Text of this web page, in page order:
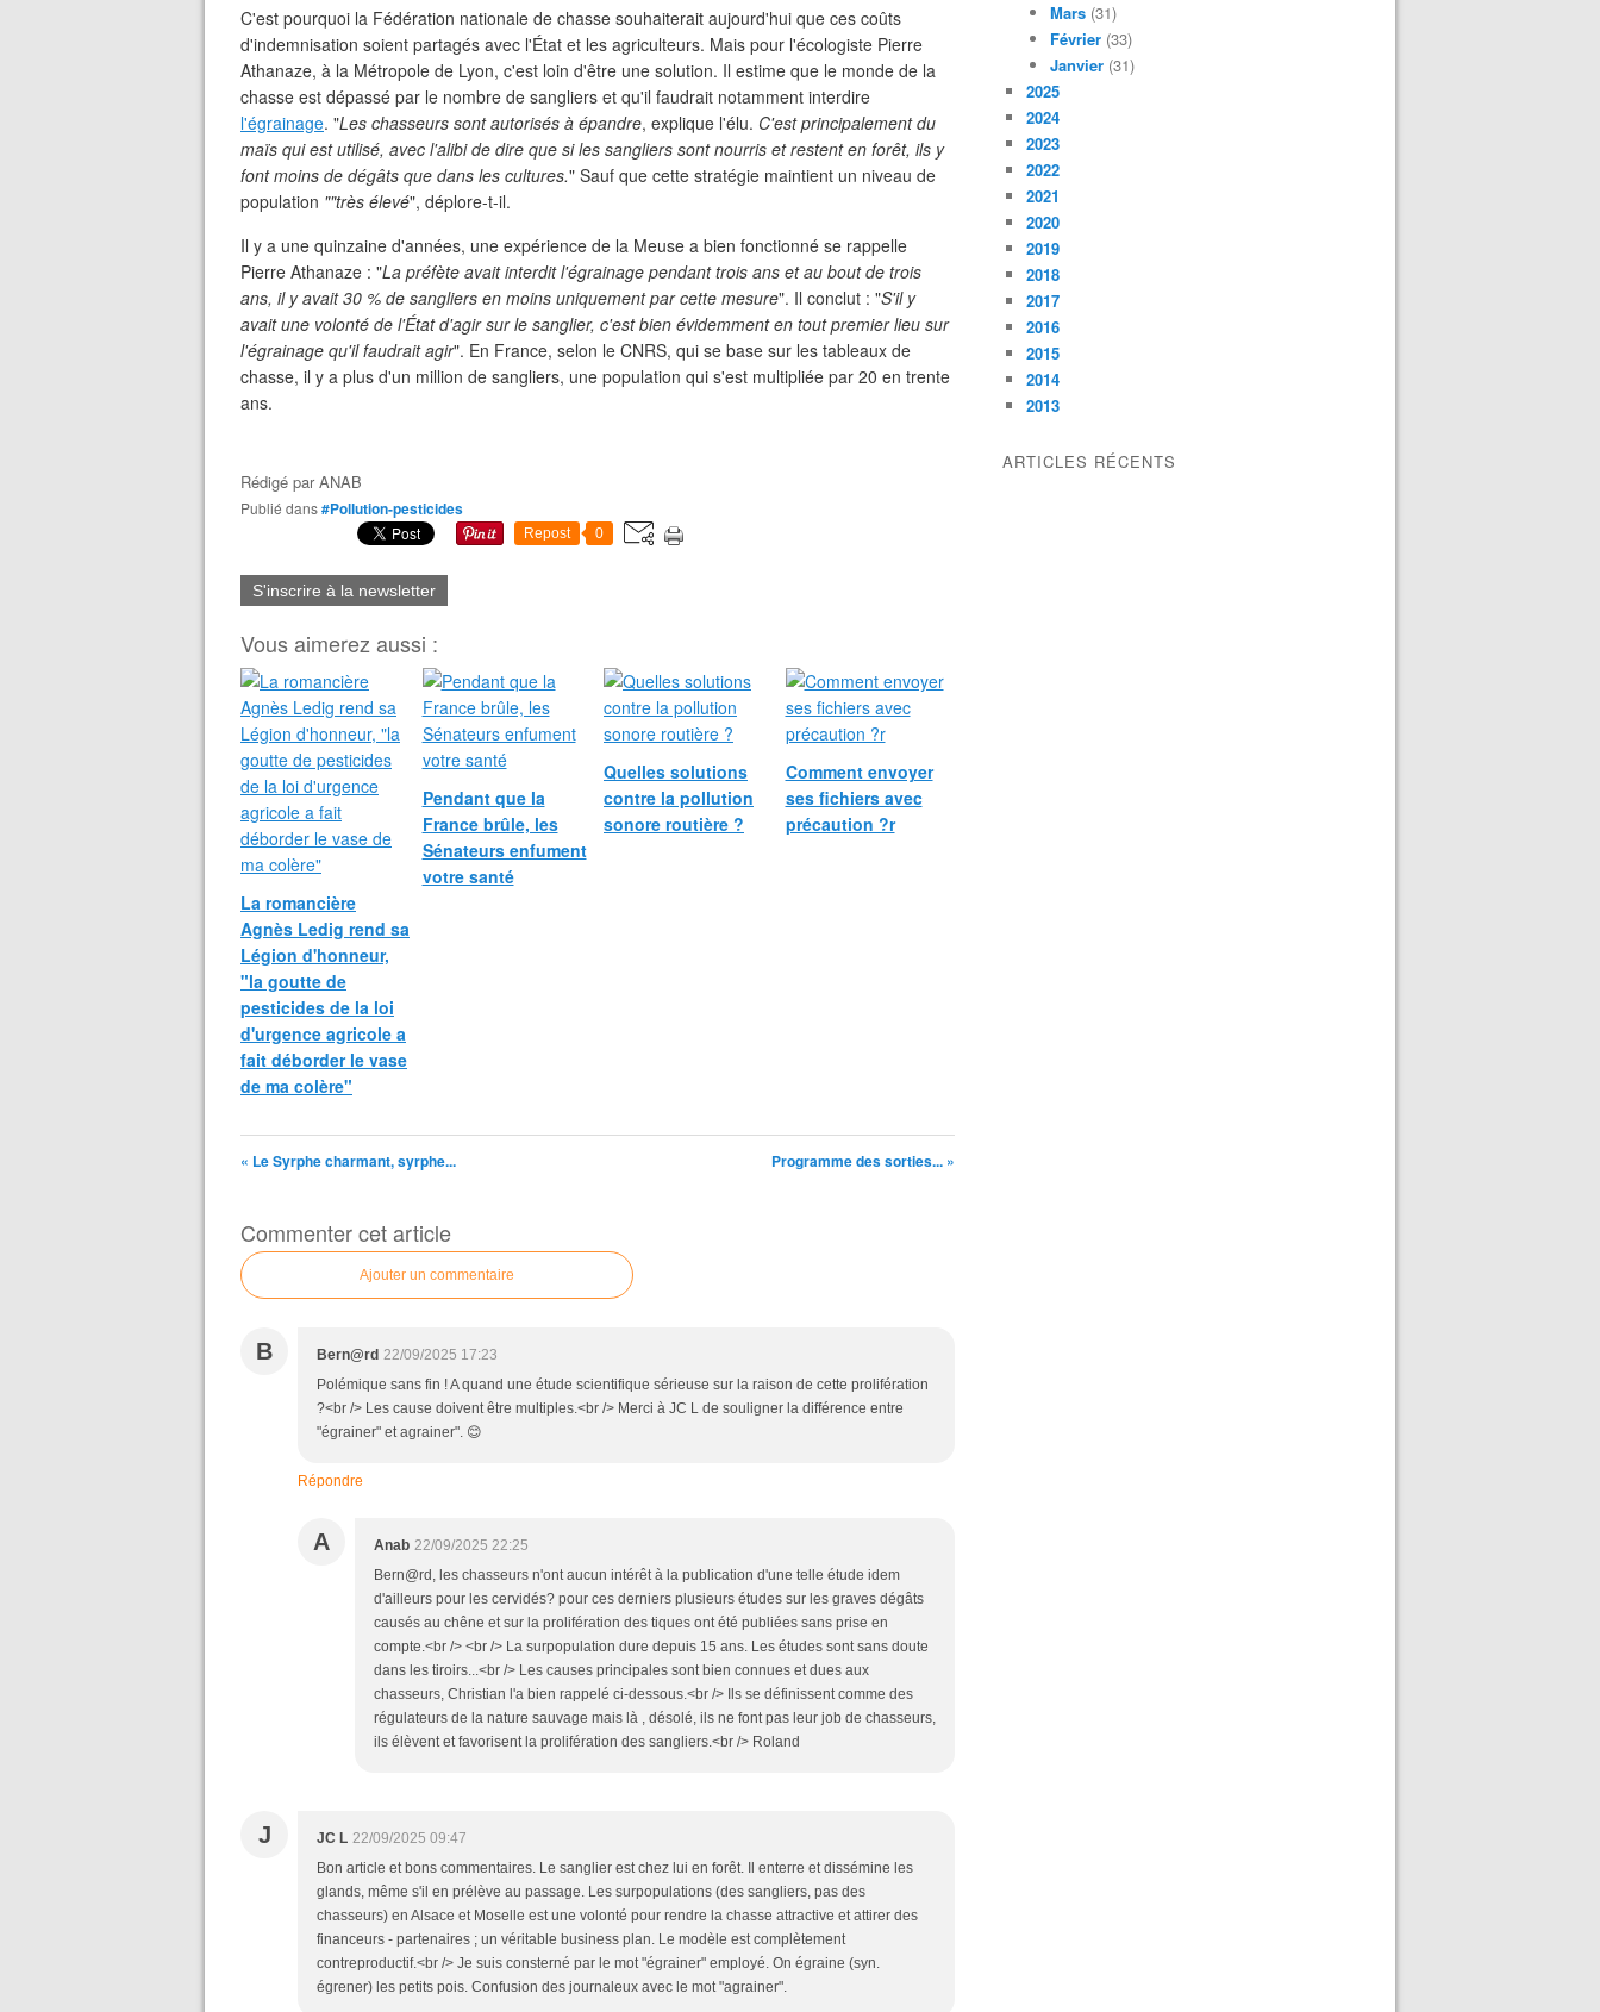
C'est pourquoi la Fédération nationale de chasse souhaiterait aujourd'hui que ces coûts
d'indemnisation soient partagés avec l'État et les agriculteurs. Mais pour l'écologiste Pierre
Athanaze, à la Métropole de Lyon, c'est loin d'être une solution. Il estime que le monde de la
chasse est dépassé par le nombre de sangliers et qu'il faudrait notamment interdire
l'égrainage. "Les chasseurs sont autorisés à épandre, explique l'élu. C'est principalement du
maïs qui est utilisé, avec l'alibi de dire que si les sangliers sont nourris et restent en forêt, ils y
font moins de dégâts que dans les cultures." Sauf que cette stratégie maintient un niveau de
population ""très élevé", déplore-t-il.
Il y a une quinzaine d'années, une expérience de la Meuse a bien fonctionné se rappelle
Pierre Athanaze : "La préfète avait interdit l'égrainage pendant trois ans et au bout de trois
ans, il y avait 30 % de sangliers en moins uniquement par cette mesure". Il conclut : "S'il y
avait une volonté de l'État d'agir sur le sanglier, c'est bien évidemment en tout premier lieu sur
l'égrainage qu'il faudrait agir". En France, selon le CNRS, qui se base sur les tableaux de
chasse, il y a plus d'un million de sangliers, une population qui s'est multipliée par 20 en trente
ans.
Rédigé parANAB
Publié dans#Pollution-pesticides
Repost 0
S'inscrire à la newsletter
Vous aimerez aussi :
La romancière
Agnès Ledig rend sa
Légion d'honneur,
"la goutte de
pesticides de la loi
d'urgence agricole a
fait déborder le vase
de ma colère"
Pendant que la
France brûle, les
Sénateurs enfument
votre santé
Quelles solutions
contre la pollution
sonore routière ?
Comment envoyer
ses fichiers avec
précaution ?r
« Le Syrphe charmant, syrphe... Programme des sorties... »
Commenter cet article
Ajouter un commentaire
B Bern@rd 22/09/2025 17:23
Polémique sans fin ! A quand une étude scientifique sérieuse sur la raison de cette prolifération
?<br /> Les cause doivent être multiples.<br /> Merci à JC L de souligner la différence entre
"égrainer" et agrainer". 😊
Répondre
A Anab 22/09/2025 22:25
Bern@rd, les chasseurs n'ont aucun intérêt à la publication d'une telle étude idem
d'ailleurs pour les cervidés? pour ces derniers plusieurs études sur les graves dégâts
causés au chêne et sur la prolifération des tiques ont été publiées sans prise en
compte.<br /> <br /> La surpopulation dure depuis 15 ans. Les études sont sans doute
dans les tiroirs...<br /> Les causes principales sont bien connues et dues aux
chasseurs, Christian l'a bien rappelé ci-dessous.<br /> Ils se définissent comme des
régulateurs de la nature sauvage mais là , désolé, ils ne font pas leur job de chasseurs,
ils élèvent et favorisent la prolifération des sangliers.<br /> Roland
J JC L 22/09/2025 09:47
Bon article et bons commentaires. Le sanglier est chez lui en forêt. Il enterre et dissémine les
glands, même s'il en prélève au passage. Les surpopulations (des sangliers, pas des
chasseurs) en Alsace et Moselle est une volonté pour rendre la chasse attractive et attirer des
financeurs - partenaires ; un véritable business plan. Le modèle est complètement
contreproductif.<br /> Je suis consterné par le mot "égrainer" employé. On égraine (syn.
égrener) les petits pois. Confusion des journaleux avec le mot "agrainer".
Mars (31)
Février (33)
Janvier (31)
2025
2024
2023
2022
2021
2020
2019
2018
2017
2016
2015
2014
2013
ARTICLES RÉCENTS